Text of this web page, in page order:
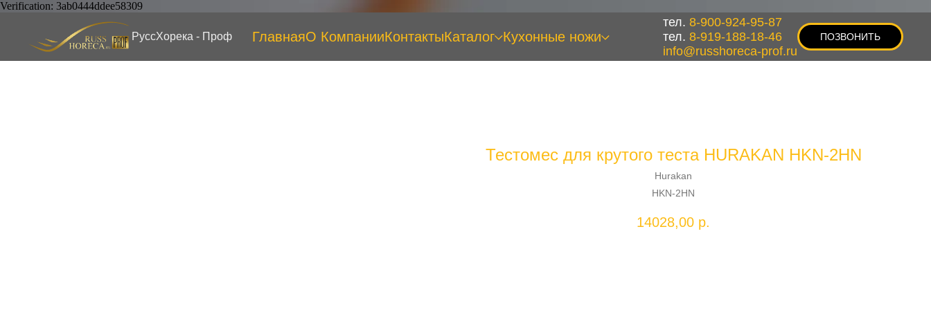
Verification: 3ab0444ddee58309
РуссХорека - Проф ГлавнаяО КомпанииКонтактыКаталог Кухонные ножи
тел. 8-900-924-95-87
тел. 8-919-188-18-46
info@russhoreca-prof.ru
ПОЗВОНИТЬ
Тестомес для крутого теста HURAKAN HKN-2HN
Hurakan
HKN-2HN
14028,00 р.